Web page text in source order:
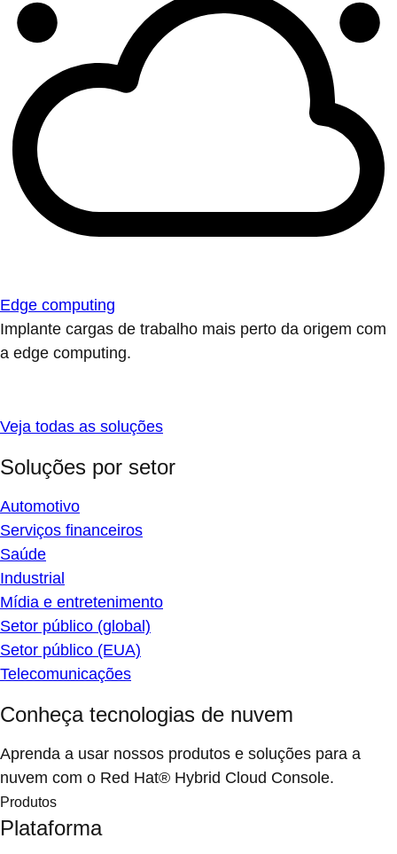
Edge computing
Implante cargas de trabalho mais perto da origem com
a edge computing.
Veja todas as soluções
Soluções por setor
Automotivo
Serviços financeiros
Saúde
Industrial
Mídia e entretenimento
Setor público (global)
Setor público (EUA)
Telecomunicações
Conheça tecnologias de nuvem
Aprenda a usar nossos produtos e soluções para a
nuvem com o Red Hat® Hybrid Cloud Console.
Produtos
Plataforma